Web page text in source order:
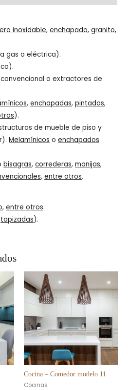
inoxidable,enchapado,granito,
gas o eléctrica).
o extractores de
,enchapadas,pintadas,
).
de mueble de piso y
Melamínicos oenchapados.
bisagras,correderas,manijas,
,entre otros.
,entre otros.
tapizadas).
Cocina – Comedor modelo 11
Cocinas